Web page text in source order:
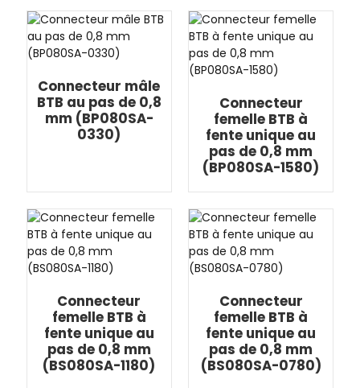
Connecteur mâle
BTB au pas de 0,8
mm (BP080SA-
0330)
Connecteur
femelle BTB à
fente unique au
pas de 0,8 mm
(BP080SA-1580)
Connecteur
femelle BTB à
fente unique au
pas de 0,8 mm
(BS080SA-1180)
Connecteur
femelle BTB à
fente unique au
pas de 0,8 mm
(BS080SA-0780)